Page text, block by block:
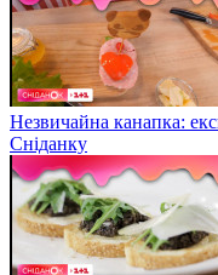
Незвичайна канапка:
Сніданку